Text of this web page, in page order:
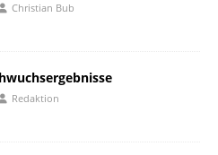
Christian Bub
Redaktion